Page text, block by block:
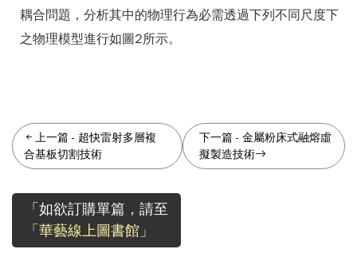
耦合問題，分析其中的物理行為必需透過下列不同尺度下
之物理模型進行如圖2所示。
上一篇 - 超快雷射多層複
合基板切割技術
下一篇- 金屬粉床式融熔虛
擬製造技術
「如欲訂購單篇，請至
「華藝線上圖書館」